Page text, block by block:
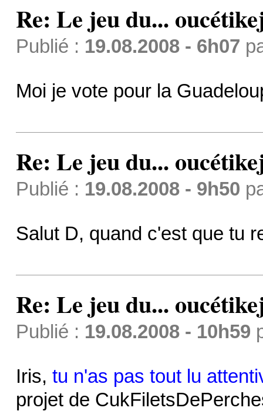
Re: Le jeu du...
Publié : 19.08.2008 - 6h07
Moi je vote pour la
Re: Le jeu du...
Publié : 19.08.2008 - 9h50
Salut D, quand c'est que tu
Re: Le jeu du...
Publié : 19.08.2008 - 10h59
Iris, tu n'as pas tout lu
projet de